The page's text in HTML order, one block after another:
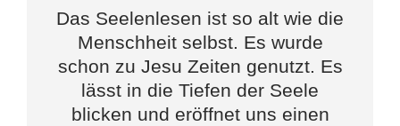
Das Seelenlesen ist so alt wie die
Menschheit selbst. Es wurde
schon zu Jesu Zeiten genutzt. Es
lässt in die Tiefen der Seele
blicken und eröffnet uns einen